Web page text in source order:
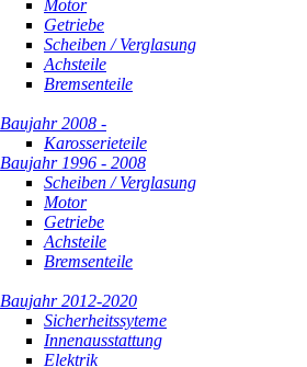
Motor
Getriebe
Scheiben / Verglasung
Achsteile
Bremsenteile
Baujahr 2008 -
Karosserieteile
Baujahr 1996 - 2008
Scheiben / Verglasung
Motor
Getriebe
Achsteile
Bremsenteile
Baujahr 2012-2020
Sicherheitssyteme
Innenausstattung
Elektrik